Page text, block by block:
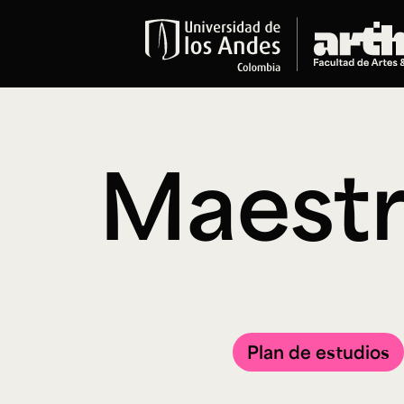
Historia del Arte
Narrativas Digitales
Cursos libres y de extensión
Plan de estudios